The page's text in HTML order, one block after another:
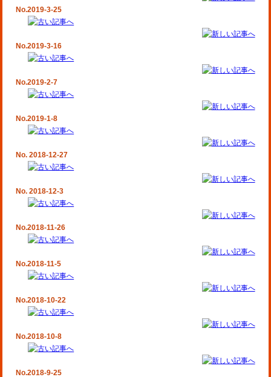
No.2019-3-25
No.2019-3-16
No.2019-2-7
No.2019-1-8
No. 2018-12-27
No. 2018-12-3
No.2018-11-26
No.2018-11-5
No.2018-10-22
No.2018-10-8
No.2018-9-25